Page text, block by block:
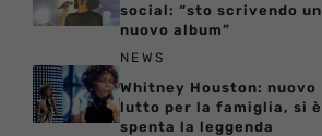
social: “sto scrivendo un
nuovo album”
NEWS
Whitney Houston: nuovo
lutto per la famiglia, si è
spenta la leggenda